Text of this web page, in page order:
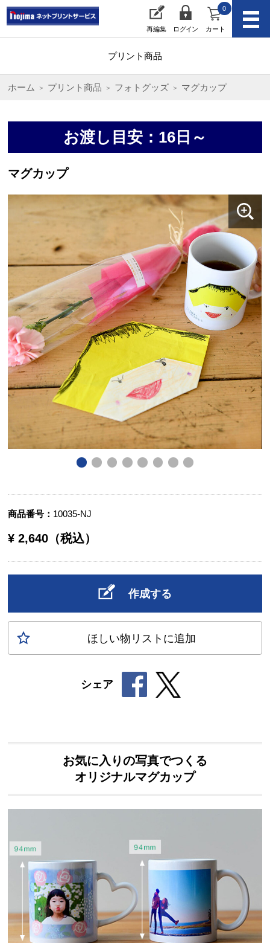
再編集 ログイン カート
0
プリント商品
ホーム プリント商品 フォトグッズ マグカップ
お渡し目安：16日～
マグカップ
商品番号 10035-NJ
¥ 2,640（税込）
作成する
ほしい物 リスト に追加
シェア
お気に入りの写真でつくる
オリジナルマグカップ